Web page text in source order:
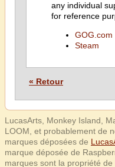
any individual
for reference
GOG.com
Steam
« Retour
LucasArts, Monkey Island,
LOOM, et probablement de
marques déposées de
marque déposée de
marques sont la propriété